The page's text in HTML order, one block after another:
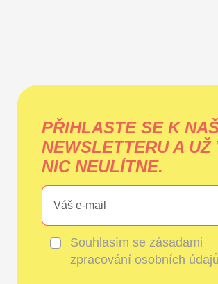
PŘIHLASTE SE K
NEWSLETTERU A UŽ
NIC NEULÍTNE.
Souhlasím se zásadami
zpracování osobních údajů